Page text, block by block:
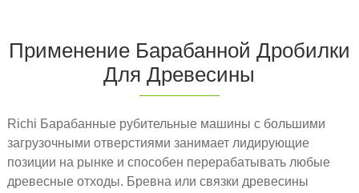
Применение Барабанной Дробилки
Для Древесины
Richi Барабанные рубительные машины с большими
загрузочными отверстиями занимает лидирующие
позиции на рынке и способен перерабатывать любые
древесные отходы. Бревна или связки древесины